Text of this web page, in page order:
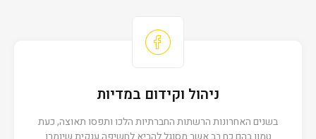
ניהול וקידום במדיות
בשנים האחרונות הרשתות החברתיות הלכו ותפסו תאוצה, כעת
קבוצת צור